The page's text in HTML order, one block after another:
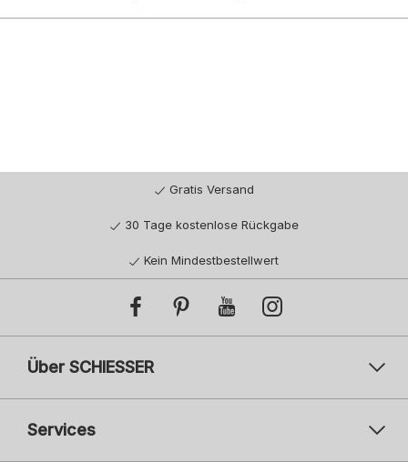
Gratis Versand
30 Tage kostenlose Rückgabe
Kein Mindestbestellwert
Über SCHIESSER
Services